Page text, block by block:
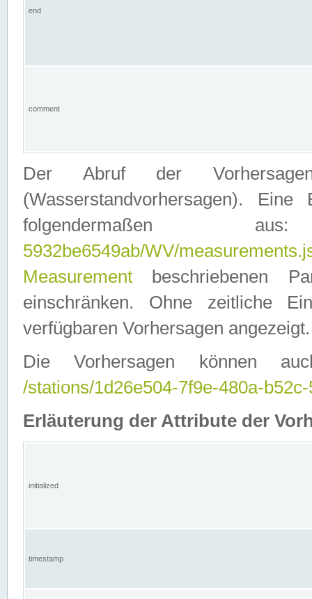
end
comment
Der Abruf der
(Wasserstandvorhersagen).
folgendermaßen
5932be6549ab/WV/
Measurement beschriebenen
einschränken. Ohne zeitliche
verfügbaren Vorhersagen angezeigt.
Die Vorhersagen können
/stations/1d26e504-7f9e-480a-
Erläuterung der Attribute der
initialized
timestamp